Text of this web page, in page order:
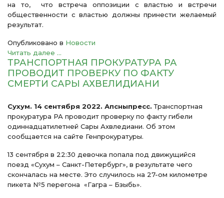
на то, что встреча оппозиции с властью и встречи
общественности с властью должны принести желаемый
результат.
Опубликовано в Новости
Читать далее ...
ТРАНСПОРТНАЯ ПРОКУРАТУРА РА
ПРОВОДИТ ПРОВЕРКУ ПО ФАКТУ
СМЕРТИ САРЫ АХВЕЛИДИАНИ
Сухум. 14 сентября 2022. Апсныпресс. Транспортная
прокуратура РА проводит проверку по факту гибели
одиннадцатилетней Сары Ахвледиани. Об этом
сообщается на сайте Генпрокуратуры.
13 сентября в 22:30 девочка попала под движущийся
поезд «Сухум – Санкт-Петербург», в результате чего
скончалась на месте. Это случилось на 27-ом километре
пикета №5 перегона «Гагра – Бзыбь».